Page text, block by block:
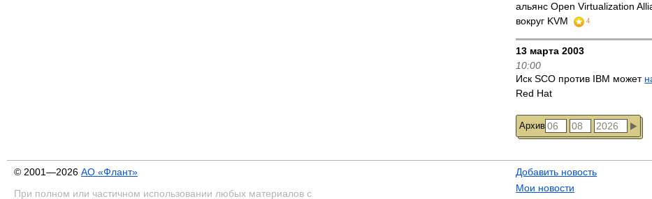
альянс Open Virtualization
вокруг KVM
4
13 марта 2003
10:00
Иск SCO против IBM может
Red Hat
Архив
© 2001—2026 АО «Флант»
При полном или частичном использовании любых материалов с
Добавить новость
Мои новости